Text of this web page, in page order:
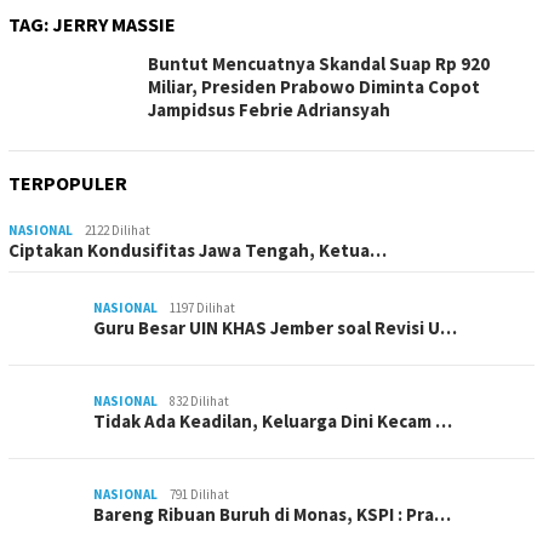
TAG:JERRY MASSIE
Buntut Mencuatnya Skandal Suap Rp 920
Miliar, Presiden Prabowo Diminta Copot
Jampidsus Febrie Adriansyah
TERPOPULER
NASIONAL 2122 Dilihat
Ciptakan Kondusifitas Jawa Tengah, Ketua…
NASIONAL 1197 Dilihat
Guru Besar UIN KHAS Jember soal Revisi U…
NASIONAL 832 Dilihat
Tidak Ada Keadilan, Keluarga Dini Kecam …
NASIONAL 791 Dilihat
Bareng Ribuan Buruh di Monas, KSPI : Pra…